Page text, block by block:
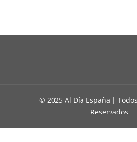
© 2025 Al Día España |
Reservados.